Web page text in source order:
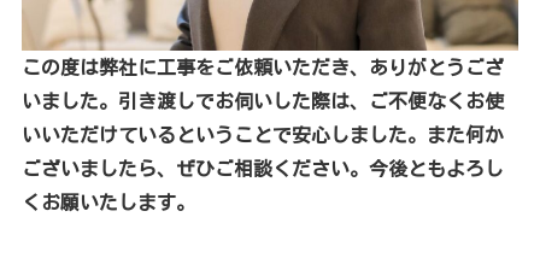
この度は弊社に工事をご依頼いただき、ありがとうござ
いました。引き渡しでお伺いした際は、ご不便なくお使
いいただけているということで安心しました。また何か
ございましたら、ぜひご相談ください。今後ともよろし
くお願いたします。